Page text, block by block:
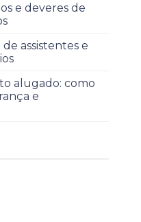
e deveres de
assistentes e
alugado: como
e